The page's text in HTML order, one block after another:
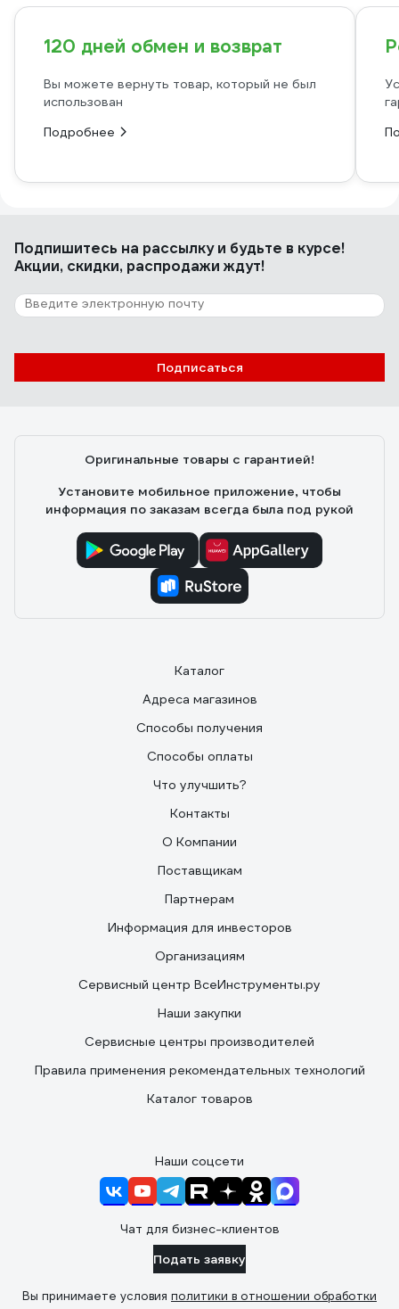
120 дней обмен и возврат
Вы можете вернуть товар, который не был
использован
Подробнее
Подпишитесь на рассылкуи будьте в курсе!
Акции, скидки, распродажи ждут!
Подписаться
Оригинальные товары с гарантией!
Установите мобильное приложение, чтобы
информация по заказам всегда была под рукой
Каталог
Адреса магазинов
Способы получения
Способы оплаты
Что улучшить?
Контакты
О Компании
Поставщикам
Партнерам
Информация для инвесторов
Организациям
Сервисный центр ВсеИнструменты.ру
Наши закупки
Сервисные центры производителей
Правила применения рекомендательных технологий
Каталог товаров
Наши соцсети
Чат для бизнес-клиентов
Подать заявку
Вы принимаете условия политики в отношении обработки